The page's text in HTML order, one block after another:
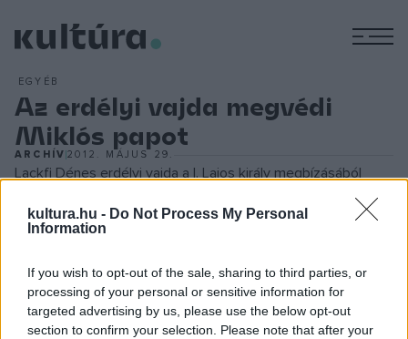
kultura.hu - Do Not Process My Personal
Information
If you wish to opt-out of the sale, sharing to third parties, or
processing of your personal or sensitive information for
targeted advertising by us, please use the below opt-out
section to confirm your selection. Please note that after your
EGYÉB
Az erdélyi vajda megvédi
Miklós papot
ARCHÍV2012. MÁJUS 29.
Lackfi Dénes erdélyi vajda a I. Lajos király megbízásából
jövedelmeit a gyulafehérvári káptalan tagjai visszatartották,
teljesített. Miklós pap 1351-től volt brassói plébános, és a
közvetlenül az esztergomi érseknek alárendelt brassói
kerület papjainak az elöljárója. Az őt ért méltánytalanság